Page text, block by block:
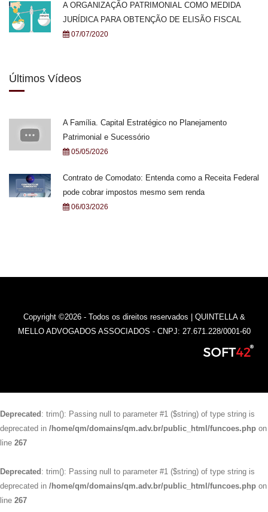
A ORGANIZAÇÃO PATRIMONIAL COMO MEDIDA
JURÍDICA PARA OBTENÇÃO DE ELISÃO FISCAL
07/07/2020
Últimos Vídeos
A Família. Capital Estratégico no Planejamento
Patrimonial e Sucessório
05/05/2026
Contrato de Comodato: Entenda como a Receita Federal
pode cobrar impostos mesmo sem renda
06/03/2026
Copyright ©2026 - Todos os direitos reservados | QUINTELLA &
MELLO ADVOGADOS ASSOCIADOS - CNPJ: 27.671.228/0001-60
Deprecated : trim(): Passing null to parameter #1 ($string) of type string is
deprecated in /home/qm/domains/qm.adv.br/public_html/funcoes.php on
line 267
Deprecated : trim(): Passing null to parameter #1 ($string) of type string is
deprecated in /home/qm/domains/qm.adv.br/public_html/funcoes.php on
line 267